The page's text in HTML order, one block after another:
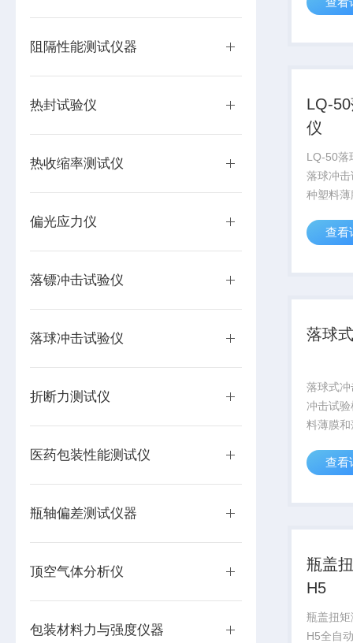
阻隔性能测试仪器
热封试验仪
热收缩率测试仪
偏光应力仪
落镖冲击试验仪
落球冲击试验仪
折断力测试仪
医药包装性能测试仪
瓶轴偏差测试仪器
顶空气体分析仪
包装材料力与强度仪器
LQ-
仪
LQ-50落
落球冲
种塑料
聚氯乙
度小于
查看
落球
落球式
冲击试
料薄膜
烯硬片
2MM的
查看
瓶盖
H5
瓶盖扭矩
H5全自